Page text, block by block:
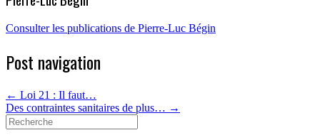
Consulter les publications de Pierre-Luc Bégin
Post navigation
← Loi 21 : Il faut…
Des contraintes sanitaires de plus… →
Search
for: